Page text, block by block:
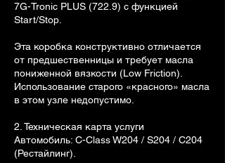
7G-Tronic PLUS (722.9) с функцией
Start/Stop.
Эта коробка конструктивно отличается
от предшественницы и требует масла
пониженной вязкости (Low Friction).
Использование старого «красного» масла
в этом узле недопустимо.
2. Техническая карта услуги
Автомобиль: C-Class W204 / S204 / C204
(Рестайлинг).